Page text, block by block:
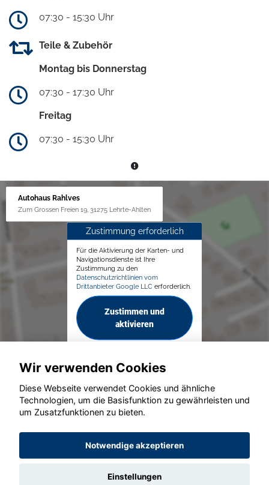
07:30 - 15:30 Uhr
Teile & Zubehör
Montag bis Donnerstag
07:30 - 17:30 Uhr
Freitag
07:30 - 15:30 Uhr
Autohaus Rahlves
Zum Grossen Freien 19, 31275 Lehrte-Ahlten
Zustimmung erforderlich
Für die Aktivierung der Karten- und
Navigationsdienste ist Ihre
Zustimmung zu den
Datenschutzrichtlinien vom
Drittanbieter Google LLC erforderlich.
Zustimmen und
aktivieren
© konjunkturmotor.de GmbH 2020 - 2026
Wir verwenden Cookies
Diese Webseite verwendet Cookies und ähnliche
Technologien, um die Basisfunktion zu gewährleisten und
um Zusatzfunktionen zu bieten.
Notwendige akzeptieren
Einstellungen